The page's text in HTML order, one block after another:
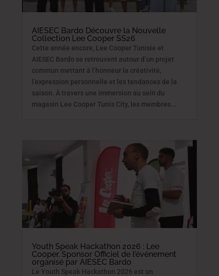
AIESEC Bardo Découvre la Nouvelle
Collection Lee Cooper SS26
Cette année encore, Lee Cooper Tunisie et
AIESEC Bardo se retrouvent autour d’un projet
commun mettant à l’honneur la créativité,
l’expression personnelle et les tendances de la
saison. À travers une immersion au sein du
magasin Lee Cooper Tunis City, les membres...
Youth Speak Hackathon 2026 : Lee
Cooper, Sponsor Officiel de l’événement
organisé par AIESEC Bardo
Le Youth Speak Hackathon 2026 est un